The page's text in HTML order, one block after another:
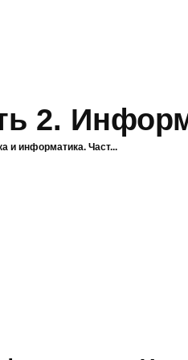
и информатика. Част...
2.